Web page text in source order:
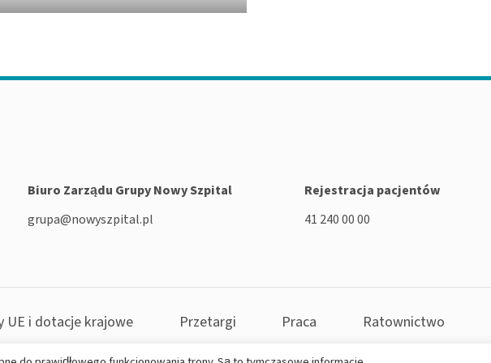
Biuro Zarządu Grupy Nowy Szpital
grupa@nowyszpital.pl
Rejestracja pacjentów
41 240 00 00
UE i dotacje krajowe Przetargi Praca Ratownictwo